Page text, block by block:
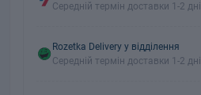
Середній термін доставки 1-2 дні
Rozetka Delivery у відділення
Середній термін доставки 1-2 дні